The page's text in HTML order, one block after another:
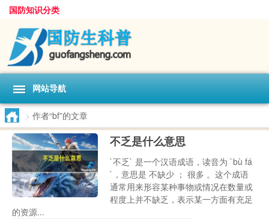
国防知识分类
网站导航
> 作者“bf”的文章
不乏是什么意思
`不乏` 是一个汉语成语，读音为 `bù fá
`，意思是 不缺少 ； 很多 。这个成语
通常用来形容某种事物或情况在数量或
程度上并不缺乏，表示某一方面有充足
的资源...